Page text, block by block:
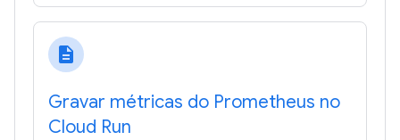
description
Gravar métricas do Prometheus no
Cloud Run